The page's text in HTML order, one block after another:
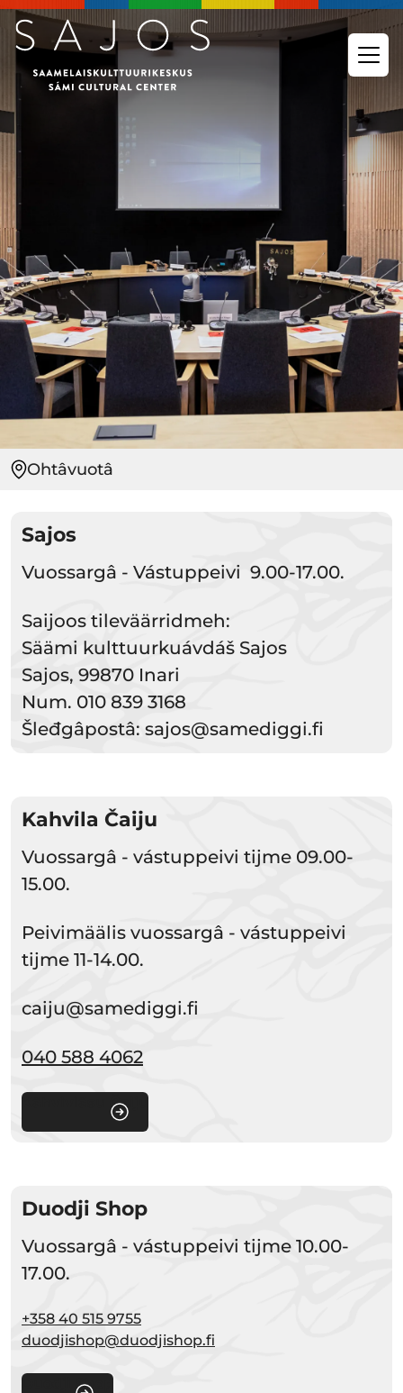
Go to main content
Ohtâvuotâ
Sajos
Vuossargâ - Vástuppeivi 9.00-17.00.
Saijoos tileväärridmeh:
Säämi kulttuurkuávdáš Sajos
Sajos, 99870 Inari
Num. 010 839 3168
Šleđgâpostâ: sajos@samediggi.fi
Kahvila Čaiju
Vuossargâ - vástuppeivi tijme 09.00-
15.00.
Peivimäälis vuossargâ - vástuppeivi
tijme 11-14.00.
caiju@samediggi.fi
040 588 4062
Kähviviäsu Čaiju
Duodji Shop
Vuossargâ - vástuppeivi tijme 10.00-
17.00.
+358 40 515 9755
duodjishop@duodjishop.fi
Duodji Shop